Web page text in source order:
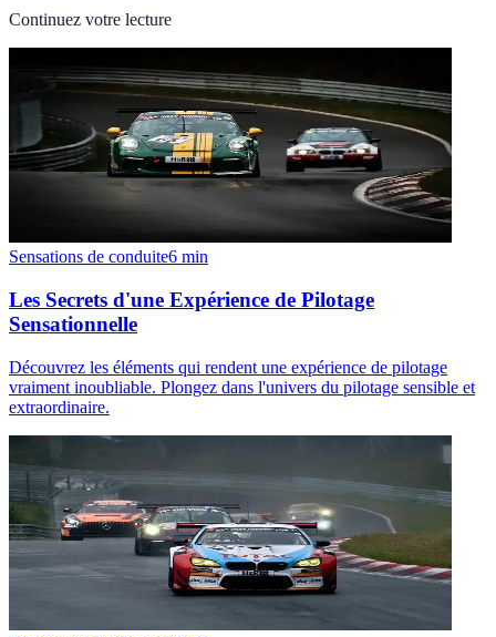
Continuez votre lecture
Sensations de conduite6 min
Les Secrets d'une Expérience de Pilotage
Sensationnelle
Découvrez les éléments qui rendent une expérience de pilotage
vraiment inoubliable. Plongez dans l'univers du pilotage sensible et
extraordinaire.